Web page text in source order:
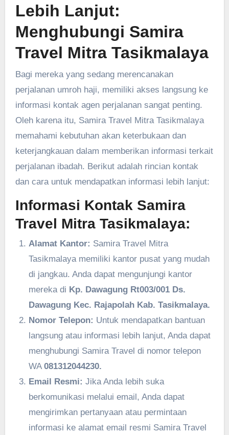
Lebih Lanjut:
Menghubungi Samira
Travel Mitra Tasikmalaya
Bagi mereka yang sedang merencanakan
perjalanan umroh haji, memiliki akses langsung ke
informasi kontak agen perjalanan sangat penting.
Oleh karena itu, Samira Travel Mitra Tasikmalaya
memahami kebutuhan akan keterbukaan dan
keterjangkauan dalam memberikan informasi terkait
perjalanan ibadah. Berikut adalah rincian kontak
dan cara untuk mendapatkan informasi lebih lanjut:
Informasi Kontak Samira
Travel Mitra Tasikmalaya:
Alamat Kantor: Samira Travel Mitra
Tasikmalaya memiliki kantor pusat yang mudah
di jangkau. Anda dapat mengunjungi kantor
mereka di Kp. Dawagung Rt003/001 Ds.
Dawagung Kec. Rajapolah Kab. Tasikmalaya.
Nomor Telepon: Untuk mendapatkan bantuan
langsung atau informasi lebih lanjut, Anda dapat
menghubungi Samira Travel di nomor telepon
WA 081312044230.
Email Resmi: Jika Anda lebih suka
berkomunikasi melalui email, Anda dapat
mengirimkan pertanyaan atau permintaan
informasi ke alamat email resmi Samira Travel